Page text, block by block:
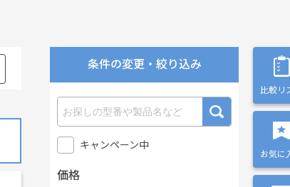
比較リ
お気に
条件の変更・絞り込み
キャンペーン中
価格